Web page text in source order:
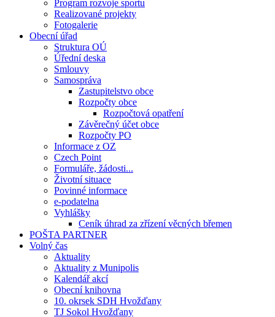
Program rozvoje sportu
Realizované projekty
Fotogalerie
Obecní úřad
Struktura OÚ
Úřední deska
Smlouvy
Samospráva
Zastupitelstvo obce
Rozpočty obce
Rozpočtová opatření
Závěrečný účet obce
Rozpočty PO
Informace z OZ
Czech Point
Formuláře, žádosti...
Životní situace
Povinné informace
e-podatelna
Vyhlášky
Ceník úhrad za zřízení věcných břemen
POŠTA PARTNER
Volný čas
Aktuality
Aktuality z Munipolis
Kalendář akcí
Obecní knihovna
10. okrsek SDH Hvožďany
TJ Sokol Hvožďany